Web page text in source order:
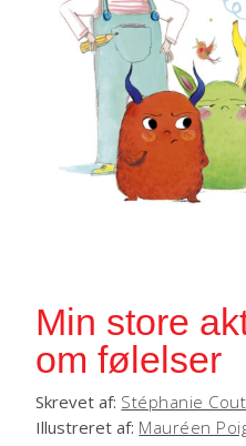
Min store
om følelser
Skrevet af: Stéphanie
Illustreret af: Mauréen